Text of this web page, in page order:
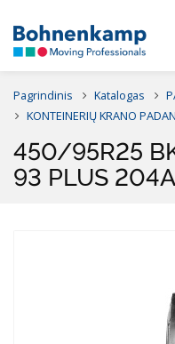
Pagrindinis Katalogas
KONTEINERIŲ KRANO
450/95R25
93 PLUS